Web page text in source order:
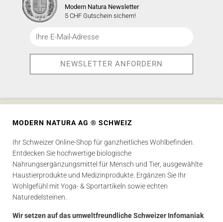
Modern Natura Newsletter
5 CHF Gutschein sichern!
MODERN NATURA AG ® SCHWEIZ
Ihr Schweizer Online-Shop für ganzheitliches Wohlbefinden.
Entdecken Sie hochwertige biologische
Nahrungsergänzungsmittel für Mensch und Tier, ausgewählte
Haustierprodukte und Medizinprodukte. Ergänzen Sie Ihr
Wohlgefühl mit Yoga- & Sportartikeln sowie echten
Naturedelsteinen.
Wir setzen auf das umweltfreundliche Schweizer Infomaniak